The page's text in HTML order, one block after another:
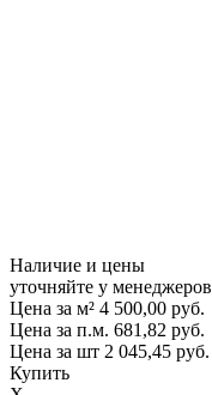
Наличие и цены
уточняйте у менеджеров
Цена за м² 4 500,00 руб.
Цена за п.м. 681,82 руб.
Цена за шт 2 045,45 руб.
Купить